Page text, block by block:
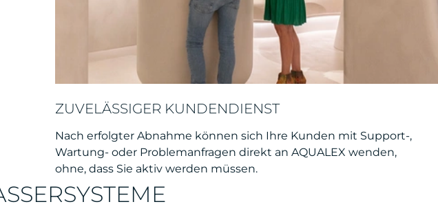
ZUVELÄSSIGER KUNDENDIENST
Nach erfolgter Abnahme können sich Ihre Kunden mit Support-,
Wartung- oder Problemanfragen direkt an AQUALEX wenden,
ohne, dass Sie aktiv werden müssen.